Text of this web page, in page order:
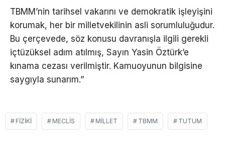
TBMM’nin tarihsel vakarını ve demokratik işleyişini
korumak, her bir milletvekilinin asli sorumluluğudur.
Bu çerçevede, söz konusu davranışla ilgili gerekli
içtüzüksel adım atılmış, Sayın Yasin Öztürk’e
kınama cezası verilmiştir. Kamuoyunun bilgisine
saygıyla sunarım.”
FIZIKI MECLIS MILLET TBMM TUTUM